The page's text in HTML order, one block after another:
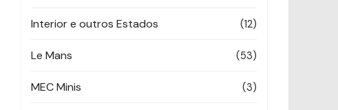
Interior e outros Estados (12)
Le Mans (53)
MEC Minis (3)